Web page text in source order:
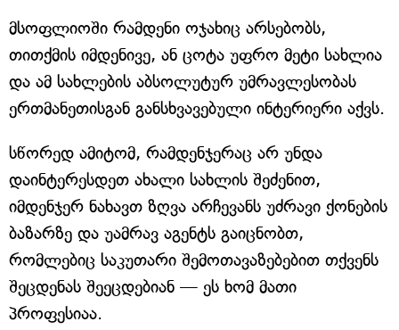
მსოფლიოში რამდენი ოჯახიც არსებობს,
თითქმის იმდენივე, ან ცოტა უფრო მეტი სახლია
და ამ სახლების აბსოლუტურ უმრავლესობას
ერთმანეთისგან განსხვავებული ინტერიერი აქვს.
სწორედ ამიტომ, რამდენჯერაც არ უნდა
დაინტერესდეთ ახალი სახლის შეძენით,
იმდენჯერ ნახავთ ზღვა არჩევანს უძრავი ქონების
ბაზარზე და უამრავ აგენტს გაიცნობთ,
რომლებიც საკუთარი შემოთავაზებებით თქვენს
შეცდენას შეეცდებიან — ეს ხომ მათი
პროფესიაა.